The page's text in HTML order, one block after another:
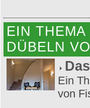
EIN
DÜBELN
Ein
von